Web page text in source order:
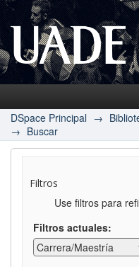
UADE
DSpace Principal →
→ Buscar
Filtros
Use filtros para
Filtros actuales: